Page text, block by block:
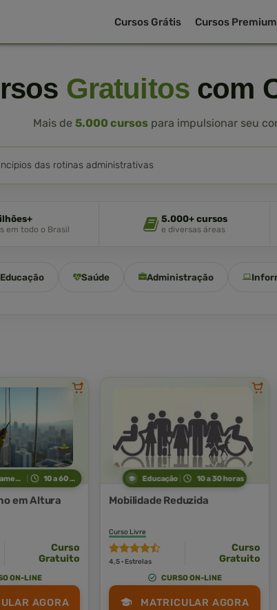
Cursos Grátis Cursos Premium
Gratuitos com
Mais de 5.000 cursos para impulsionar seu
em todo o Brasil
5.000+ cursos
e diversas áreas
Educação Saúde Administração
Normas Regulamentadoras 10 a 60 horas
em Altura
Curso
Gratuito
ON-LINE
AGORA
Educação 10 a 30 horas
Mobilidade Reduzida
Curso Livre
4,5 · Estrelas
Curso
Gratuito
CURSO ON-LINE
MATRICULAR AGORA